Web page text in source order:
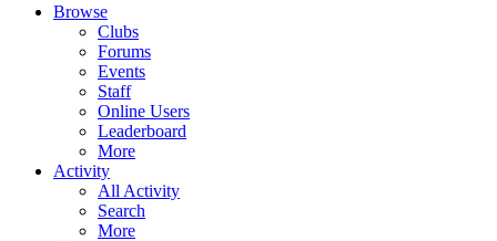
Browse
Clubs
Forums
Events
Staff
Online Users
Leaderboard
More
Activity
All Activity
Search
More